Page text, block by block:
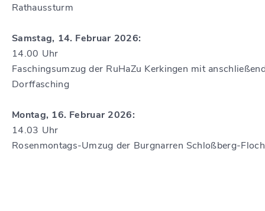
Rathaussturm
Samstag, 14. Februar 2026:
14.00 Uhr
Faschingsumzug der RuHaZu Kerkingen mit
Dorffasching
Montag, 16. Februar 2026:
14.03 Uhr
Rosenmontags-Umzug der Burgnarren Schloßberg-